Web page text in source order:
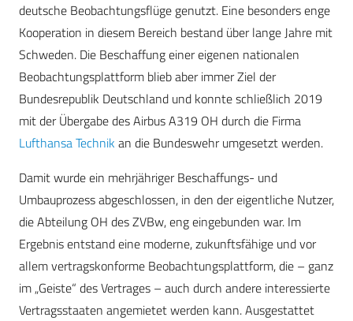
deutsche Beobachtungsflüge genutzt. Eine besonders enge
Kooperation in diesem Bereich bestand über lange Jahre mit
Schweden. Die Beschaffung einer eigenen nationalen
Beobachtungsplattform blieb aber immer Ziel der
Bundesrepublik Deutschland und konnte schließlich 2019
mit der Übergabe des Airbus A319 OH durch die Firma
Lufthansa Technik an die Bundeswehr umgesetzt werden.
Damit wurde ein mehrjähriger Beschaffungs- und
Umbauprozess abgeschlossen, in den der eigentliche Nutzer,
die Abteilung OH des ZVBw, eng eingebunden war. Im
Ergebnis entstand eine moderne, zukunftsfähige und vor
allem vertragskonforme Beobachtungsplattform, die – ganz
im „Geiste“ des Vertrages – auch durch andere interessierte
Vertragsstaaten angemietet werden kann. Ausgestattet